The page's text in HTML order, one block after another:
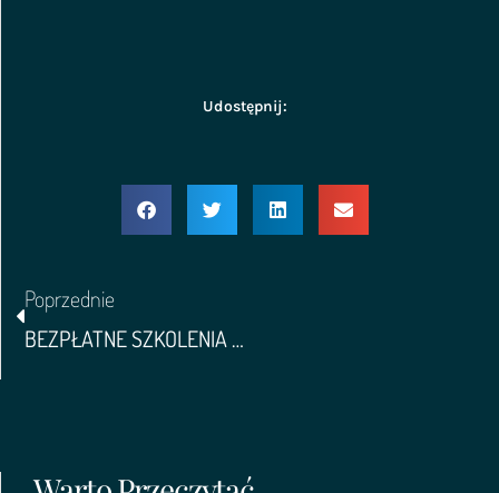
Udostępnij:
Poprzednie
BEZPŁATNE SZKOLENIA DLA WSPÓLNOT MIESZKANIOWYCH I ZARZĄDCÓW NIERUCHOMOŚCI